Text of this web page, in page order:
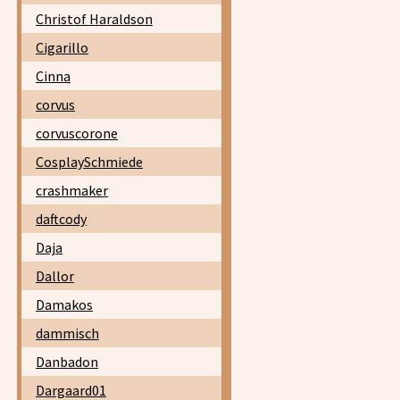
Christof Haraldson
Cigarillo
Cinna
corvus
corvuscorone
CosplaySchmiede
crashmaker
daftcody
Daja
Dallor
Damakos
dammisch
Danbadon
Dargaard01